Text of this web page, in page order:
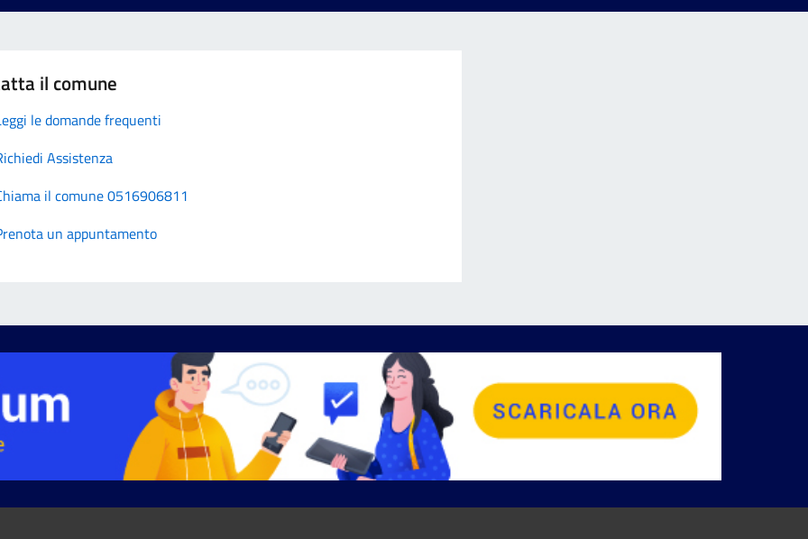
il comune
le domande frequenti
Assistenza
il comune 0516906811
un appuntamento